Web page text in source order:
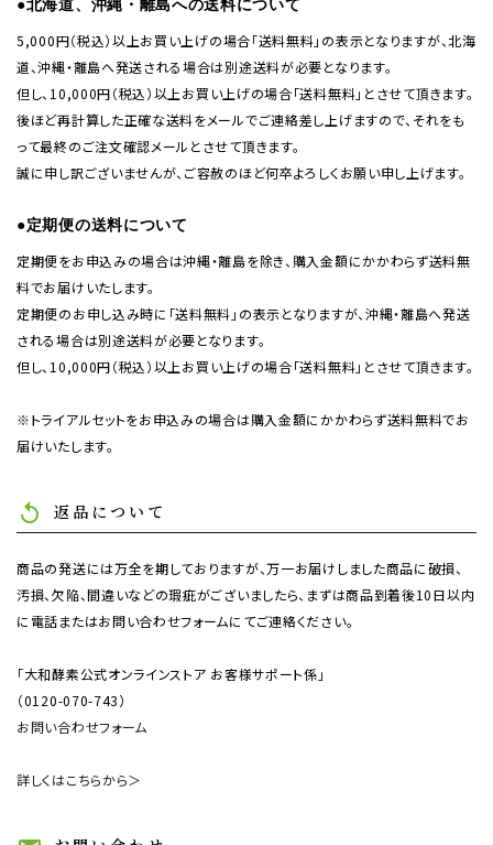
●北海道、沖縄・離島への送料について
5,000円（税込）以上お買い上げの場合「送料無料」の表示となりますが、北海
道、沖縄・離島へ発送される場合は別途送料が必要となります。
但し、10,000円（税込）以上お買い上げの場合「送料無料」とさせて頂きます。
後ほど再計算した正確な送料をメールでご連絡差し上げますので、それをも
って最終のご注文確認メールとさせて頂きます。
誠に申し訳ございませんが、ご容赦のほど何卒よろしくお願い申し上げます。
●定期便の送料について
定期便をお申込みの場合は沖縄・離島を除き、購入金額にかかわらず送料無
料でお届けいたします。
定期便のお申し込み時に「送料無料」の表示となりますが、沖縄・離島へ発送
される場合は別途送料が必要となります。
但し、10,000円（税込）以上お買い上げの場合「送料無料」とさせて頂きます。
※トライアルセットをお申込みの場合は購入金額にかかわらず送料無料でお
届けいたします。
replay 返品について
商品の発送には万全を期しておりますが、万一お届けしました商品に破損、
汚損、欠陥、間違いなどの瑕疵がございましたら、まずは商品到着後10日以内
に電話またはお問い合わせフォームにてご連絡ください。
「大和酵素公式オンラインストア お客様サポート係」
（0120-070-743）
お問い合わせフォーム
詳しくはこちらから＞